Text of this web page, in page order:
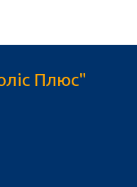
Плюс"